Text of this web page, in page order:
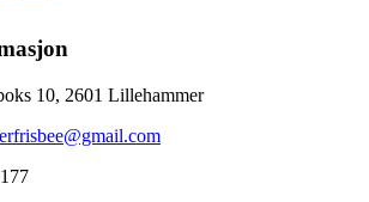
10, 2601 Lillehammer